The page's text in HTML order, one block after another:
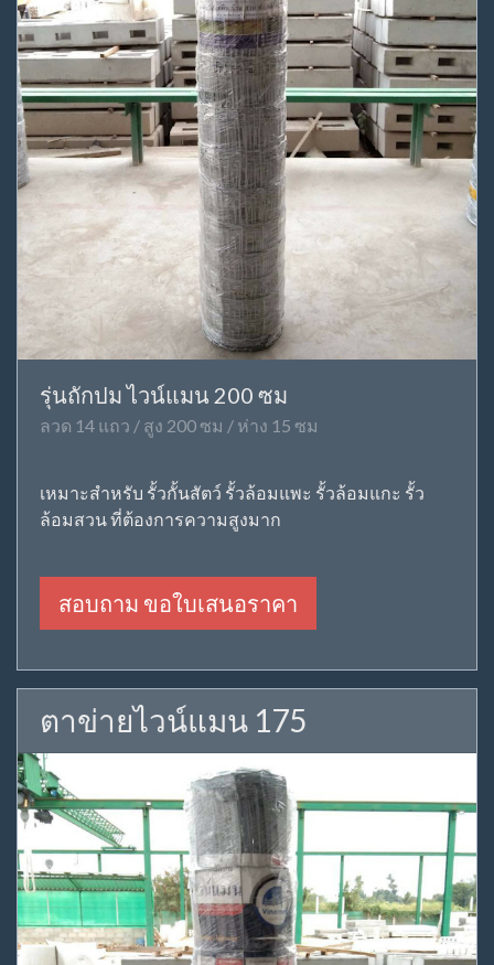
รุ่นถักปม ไวน์แมน 200 ซม
ลวด 14 แถว / สูง 200 ซม / ห่าง 15 ซม
เหมาะสำหรับ รั้วกั้นสัตว์ รั้วล้อมแพะ รั้วล้อมแกะ รั้ว
ล้อมสวน ที่ต้องการความสูงมาก
สอบถาม ขอใบเสนอราคา
ตาข่ายไวน์แมน 175